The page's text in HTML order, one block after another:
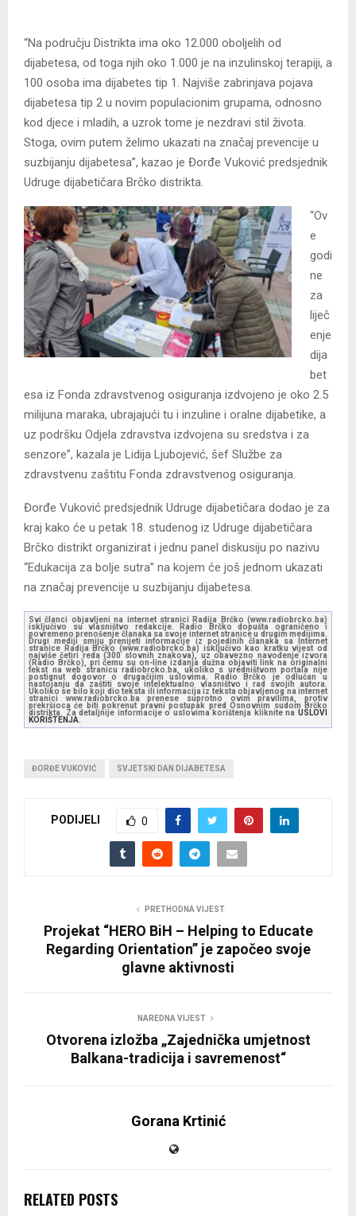
“Na području Distrikta ima oko 12.000 oboljelih od
dijabetesa, od toga njih oko 1.000 je na inzulinskoj terapiji, a
100 osoba ima dijabetes tip 1. Najviše zabrinjava pojava
dijabetesa tip 2 u novim populacionim grupama, odnosno
kod djece i mladih, a uzrok tome je nezdravi stil života.
Stoga, ovim putem želimo ukazati na značaj prevencije u
suzbijanju dijabetesa”, kazao je Đorđe Vuković predsjednik
Udruge dijabetičara Brčko distrikta.
“Ov
e
godi
ne
za
liječ
enje
dija
bet
esa iz Fonda zdravstvenog osiguranja izdvojeno je oko 2.5
milijuna maraka, ubrajajući tu i inzuline i oralne dijabetike, a
uz podršku Odjela zdravstva izdvojena su sredstva i za
senzore”, kazala je Lidija Ljubojević, šef Službe za
zdravstvenu zaštitu Fonda zdravstvenog osiguranja.
Đorđe Vuković predsjednik Udruge dijabetičara dodao je za
kraj kako će u petak 18. studenog iz Udruge dijabetičara
Brčko distrikt organizirat i jednu panel diskusiju po nazivu
“Edukacija za bolje sutra” na kojem će još jednom ukazati
na značaj prevencije u suzbijanju dijabetesa.
Svi članci objavljeni na internet stranici Radija Brčko (www.radiobrcko.ba)
isključivo su vlasništvo redakcije. Radio Brčko dopušta ograničeno i
povremeno prenošenje članaka sa svoje internet stranice u drugim medijima.
Drugi mediji smiju prenijeti informacije iz pojedinih članaka sa Internet
stranice Radija Brčko (www.radiobrcko.ba) isključivo kao kratku vijest od
najviše četiri reda (300 slovnih znakova), uz obavezno navođenje izvora
(Radio Brčko), pri čemu su on-line izdanja dužna objaviti link na originalni
tekst na web stranicu radiobrcko.ba, ukoliko s uredništvom portala nije
postignut dogovor o drugačijim uslovima. Radio Brčko je odlučan u
nastojanju da zaštiti svoje intelektualno vlasništvo i rad svojih autora.
Ukoliko se bilo koji dio teksta ili informacija iz teksta objavljenog na internet
stranici www.radiobrcko.ba prenese suprotno ovim pravilima, protiv
prekršioca će biti pokrenut pravni postupak pred Osnovnim sudom Brčko
distrikta. Za detaljnije informacije o uslovima korištenja kliknite na USLOVI
KORIŠTENJA.
ĐORĐE VUKOVIĆ SVJETSKI DAN DIJABETESA
PODIJELI 0
PRETHODNA VIJEST
Projekat “HERO BiH – Helping to Educate
Regarding Orientation” je započeo svoje
glavne aktivnosti
NAREDNA VIJEST
Otvorena izložba „Zajednička umjetnost
Balkana-tradicija i savremenost“
Gorana Krtinić
RELATED POSTS